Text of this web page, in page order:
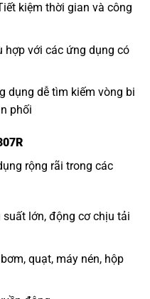
kiệm thời gian và công
hợp với các ứng dụng có
dụng dễ tìm kiếm vòng bi
phối
rộng rãi trong các
lớn, động cơ chịu tải
quạt, máy nén, hộp